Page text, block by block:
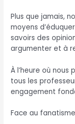
Plus que jamais,
moyens
savoirs des
argumenter et à
À l’heure où nous
tous les
engagement
Face au